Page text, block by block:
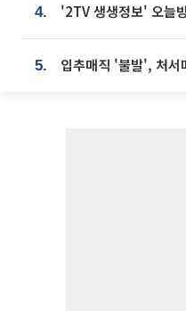
4.
5. 입추매직 '불발', 처서